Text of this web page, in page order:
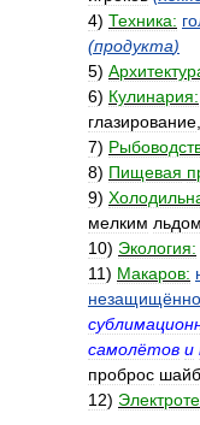
4) Техника:
(продукта)
5)
6) Кулинария:
глазирование
7)
8) Пищевая
9)
мелким льдом
10) Экология:
11) Макаров:
самолётов и
проброс
12)